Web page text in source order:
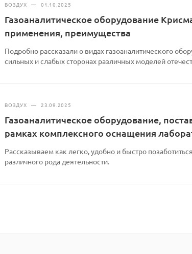
ВОЗДУХ — 01.10.2025
Газоаналитическое оборудование
применения, преимущества
Подробно рассказали о видах газоаналитического
сильных и слабых сторонах различных моделей
ВОЗДУХ — 23.09.2025
Газоаналитическое оборудование,
рамках комплексного оснащения
Рассказываем как легко, удобно и быстро
различного рода деятельности.